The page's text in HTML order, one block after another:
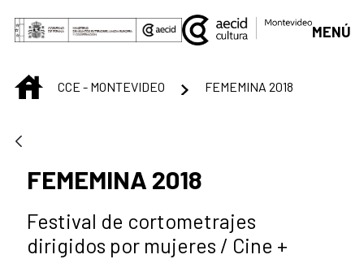
Saltar al contenido principal
MENÚ
INICIOCCE - MONTEVIDEO FEMEMINA 2018
FEMEMINA 2018
Festival de cortometrajes
dirigidos por mujeres / Cine +